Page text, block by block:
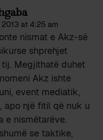
at 4:25 am
nismat e Akz-së
shprehjet
Megjithatë duhet
Akz ishte
event mediatik,
apo një fitil që nuk u
e nismëtarëve.
se taktike,